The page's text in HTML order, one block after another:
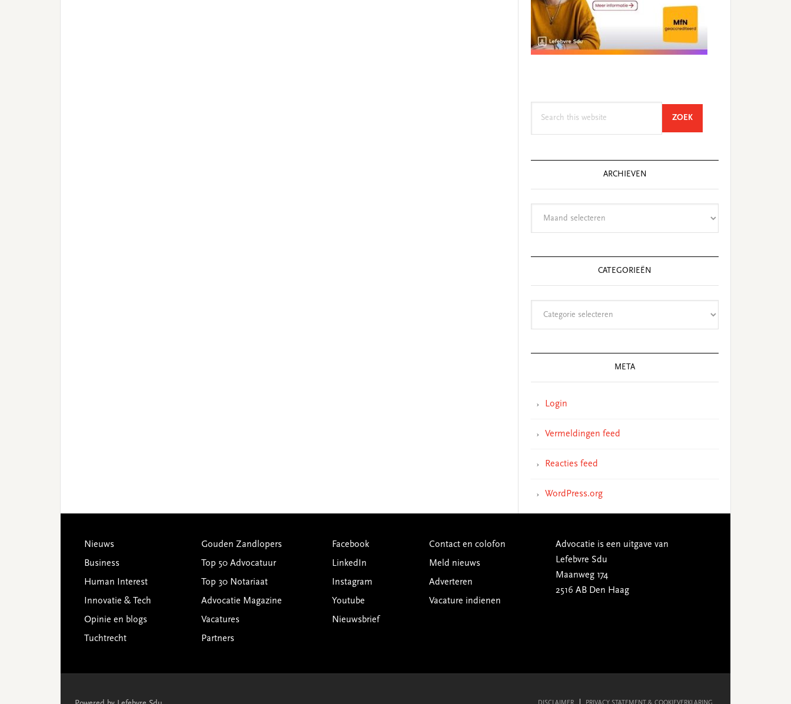
ZOEKSEARCH
ARCHIEVEN
CATEGORIEËN
META
Login
Vermeldingen feed
Reacties feed
WordPress.org
Footer
Nieuws
Business
Human Interest
Innovatie & Tech
Opinie en blogs
Tuchtrecht
Gouden Zandlopers
Top 50 Advocatuur
Top 30 Notariaat
Advocatie Magazine
Vacatures
Partners
Facebook
LinkedIn
Instagram
Youtube
Nieuwsbrief
Contact en colofon
Meld nieuws
Adverteren
Vacature indienen
Advocatie is een uitgave van
Lefebvre Sdu
Maanweg 174
2516 AB Den Haag